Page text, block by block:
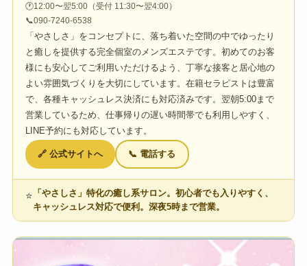
🕐12:00〜翌5:00（受付 11:30〜翌4:00）
📞090-7240-6538
「やさしさ」をコンセプトに、落ち着いた空間の中でゆったり
と癒しを提供する完全個室のメンズエステです。初めてのお客
様にも安心してご利用いただけるよう、丁寧な接客と居心地の
よい雰囲気づくりを大切にしています。在籍セラピストは豊富
で、各種キャッシュレス決済にも対応済みです。翌朝5:00まで
営業しているため、仕事帰りの遅い時間帯でも利用しやすく、
LINE予約にも対応しています。
🔗 公式サイトへ 📞 電話する
⭐ 「やさしさ」特化の癒し系サロン。初心者でも入りやすく、
キャッシュレス対応で便利。深夜5時まで営業。